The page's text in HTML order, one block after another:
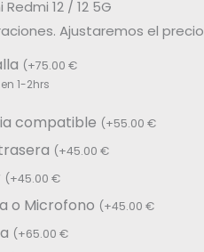
12 / 12 5G
Ajustaremos el precio
(+75.00 €
1-2hrs
compatible (+55.00 €
(+45.00 €
(+45.00 €
o Microfono (+45.00 €
(+65.00 €